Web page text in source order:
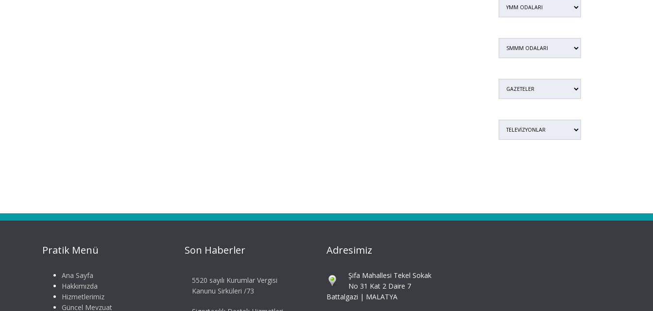
Pratik Menü
Ana Sayfa
Hakkımızda
Hizmetlerimiz
Güncel Mevzuat
Son Haberler
5520 sayılı Kurumlar Vergisi
Kanunu Sirküleri /73
Adresimiz
Şifa Mahallesi Tekel Sokak
No 31 Kat 2 Daire 7
Battalgazi | MALATYA